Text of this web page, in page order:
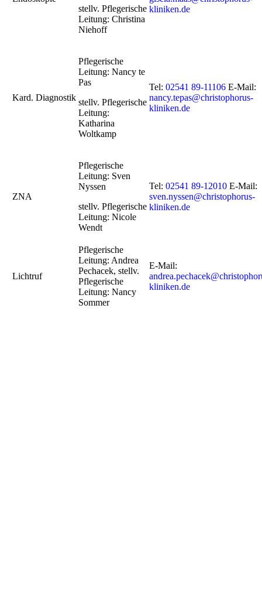
stellv. Pflegerische
Leitung: Christina
Niehoff
kliniken.de
Kard. Diagnostik
Pflegerische
Leitung: Nancy te
Pas
stellv. Pflegerische
Leitung:
Katharina
Woltkamp
Tel: 02541 89-11106 E-Mail:
nancy.tepas@christophorus-
kliniken.de
ZNA
Pflegerische
Leitung: Sven
Nyssen
stellv. Pflegerische
Leitung: Nicole
Wendt
Tel: 02541 89-12010 E-Mail:
sven.nyssen@christophorus-
kliniken.de
Lichtruf
Pflegerische
Leitung: Andrea
Pechacek, stellv.
Pflegerische
Leitung: Nancy
Sommer
E-Mail:
kliniken.de